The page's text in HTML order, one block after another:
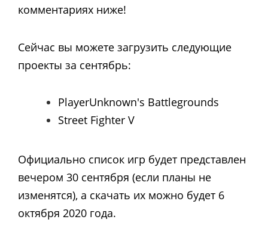
комментариях ниже!
Сейчас вы можете загрузить следующие
проекты за сентябрь:
PlayerUnknown's Battlegrounds
Street Fighter V
Официально список игр будет представлен
вечером 30 сентября (если планы не
изменятся), а скачать их можно будет 6
октября 2020 года.